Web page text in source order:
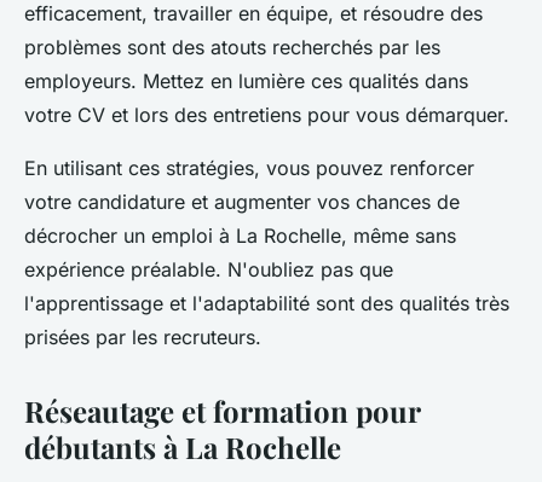
efficacement, travailler en équipe, et résoudre des
problèmes sont des atouts recherchés par les
employeurs. Mettez en lumière ces qualités dans
votre CV et lors des entretiens pour vous démarquer.
En utilisant ces stratégies, vous pouvez renforcer
votre candidature et augmenter vos chances de
décrocher un emploi à La Rochelle, même sans
expérience préalable. N'oubliez pas que
l'apprentissage et l'adaptabilité sont des qualités très
prisées par les recruteurs.
Réseautage et formation pour
débutants à La Rochelle